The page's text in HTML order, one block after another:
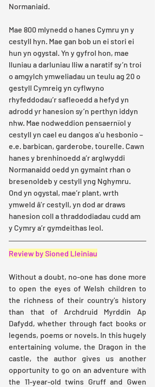
Normaniaid.
Mae 800 mlynedd o hanes Cymru yn y
cestyll hyn. Mae gan bob un ei stori ei
hun yn ogystal. Yn y gyfrol hon, mae
lluniau a darluniau lliw a naratif sy’n troi
o amgylch ymweliadau un teulu ag 20 o
gestyll Cymreig yn cyflwyno
rhyfeddodau’r safleoedd a hefyd yn
adrodd yr hanesion sy’n perthyn iddyn
nhw. Mae nodweddion pensaernïol y
cestyll yn cael eu dangos a’u hesbonio –
e.e. barbican, garderobe, tourelle. Cawn
hanes y brenhinoedd a’r arglwyddi
Normanaidd oedd yn gymaint rhan o
bresenoldeb y cestyll yng Nghymru.
Ond yn ogystal, mae’r plant, wrth
ymweld â’r cestyll, yn dod ar draws
hanesion coll a thraddodiadau cudd am
y Cymry a’r gymdeithas leol.
Review by Sioned Lleiniau
Without a doubt, no-one has done more
to open the eyes of Welsh children to
the richness of their country's history
than that of Archdruid Myrddin Ap
Dafydd, whether through fact books or
legends, poems or novels. In this hugely
entertaining volume, the Dragon in the
castle, the author gives us another
opportunity to go on an adventure with
the 11-year-old twins Gruff and Gwen